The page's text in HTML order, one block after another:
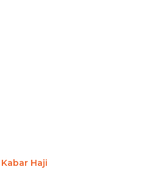
Kabar Haji